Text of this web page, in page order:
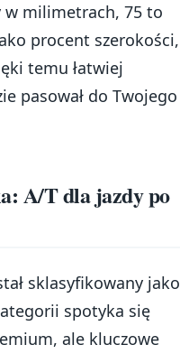
w milimetrach, 75 to
procent szerokości,
temu łatwiej
pasował do Twojego
A/T dla jazdy po
sklasyfikowany jako
spotyka się
ale kluczowe